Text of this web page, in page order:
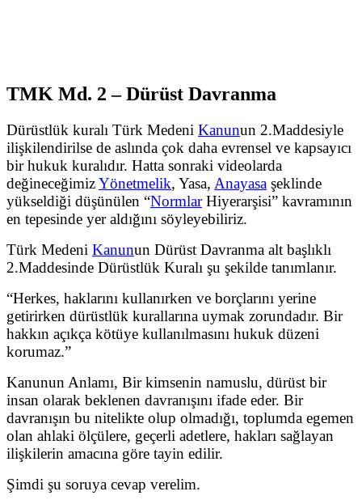
TMK Md. 2 – Dürüst Davranma
Dürüstlük kuralı Türk Medeni Kanunun 2.Maddesiyle
ilişkilendirilse de aslında çok daha evrensel ve kapsayıcı
bir hukuk kuralıdır. Hatta sonraki videolarda
değineceğimizYönetmelik, Yasa, Anayasa şeklinde
yükseldiği düşünülen “NormlarHiyerarşisi” kavramının
en tepesinde yer aldığını söyleyebiliriz.
Türk Medeni Kanunun Dürüst Davranma alt başlıklı
2.Maddesinde Dürüstlük Kuralı şu şekilde tanımlanır.
“Herkes, haklarını kullanırken ve borçlarını yerine
getirirken dürüstlük kurallarına uymak zorundadır. Bir
hakkın açıkça kötüye kullanılmasını hukuk düzeni
korumaz.”
Kanunun Anlamı, Bir kimsenin namuslu, dürüst bir
insan olarak beklenen davranışını ifade eder. Bir
davranışın bu nitelikte olup olmadığı, toplumda egemen
olan ahlaki ölçülere, geçerli adetlere, hakları sağlayan
ilişkilerin amacına göre tayin edilir.
Şimdi şu soruya cevap verelim.